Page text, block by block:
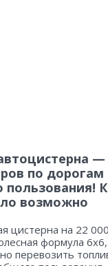
—
по дорогам
пользования!
возможно
цистерна на 22 000
формула
перевозить